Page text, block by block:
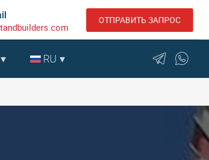
ОТПРАВИТЬ ЗАПРОС
RU